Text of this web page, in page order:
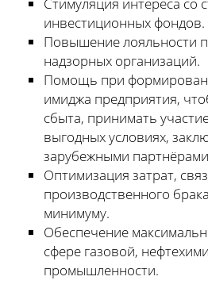
инвестиционных фондов.
Повышение лояльности
надзорных организаций.
Помощь при
имиджа предприятия,
сбыта, принимать
выгодных условиях,
зарубежными
Оптимизация затрат,
производственного
минимуму.
Обеспечение
сфере газовой,
промышленности.